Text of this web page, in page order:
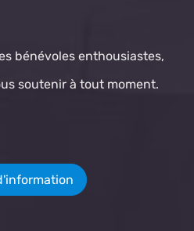
bénévoles enthousiastes,
soutenir à tout moment.